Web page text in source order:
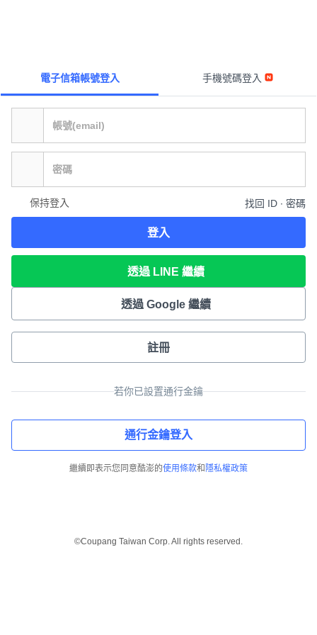
電子信箱帳號登入 手機號碼登入
保持登入 找回 ID ∙ 密碼
登入
透過 LINE 繼續
透過 Google 繼續
註冊
若你已設置通行金鑰
通行金鑰登入
繼續即表示您同意酷澎的使用條款和 隱私權政策
©Coupang Taiwan Corp. All rights reserved.